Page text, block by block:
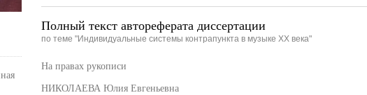
Полный текст автореферата диссертации
по теме "Индивидуальные системы контрапункта в музыке XX века"
На правах рукописи
НИКОЛАЕВА Юлия Евгеньевна